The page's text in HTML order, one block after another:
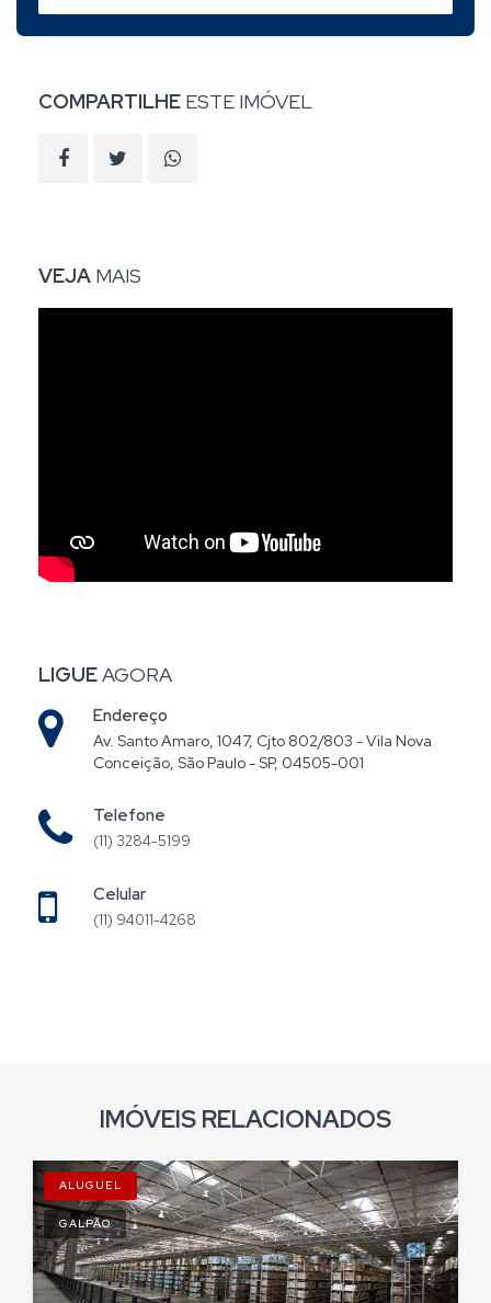
COMPARTILHE ESTE IMÓVEL
VEJA MAIS
LIGUEAGORA
Endereço
Av. Santo Amaro, 1047, Cjto 802/803 - Vila Nova
Conceição, São Paulo - SP, 04505-001
Telefone
(11) 3284-5199
Celular
(11) 94011-4268
IMÓVEIS RELACIONADOS
ALUGUEL
GALPÃO